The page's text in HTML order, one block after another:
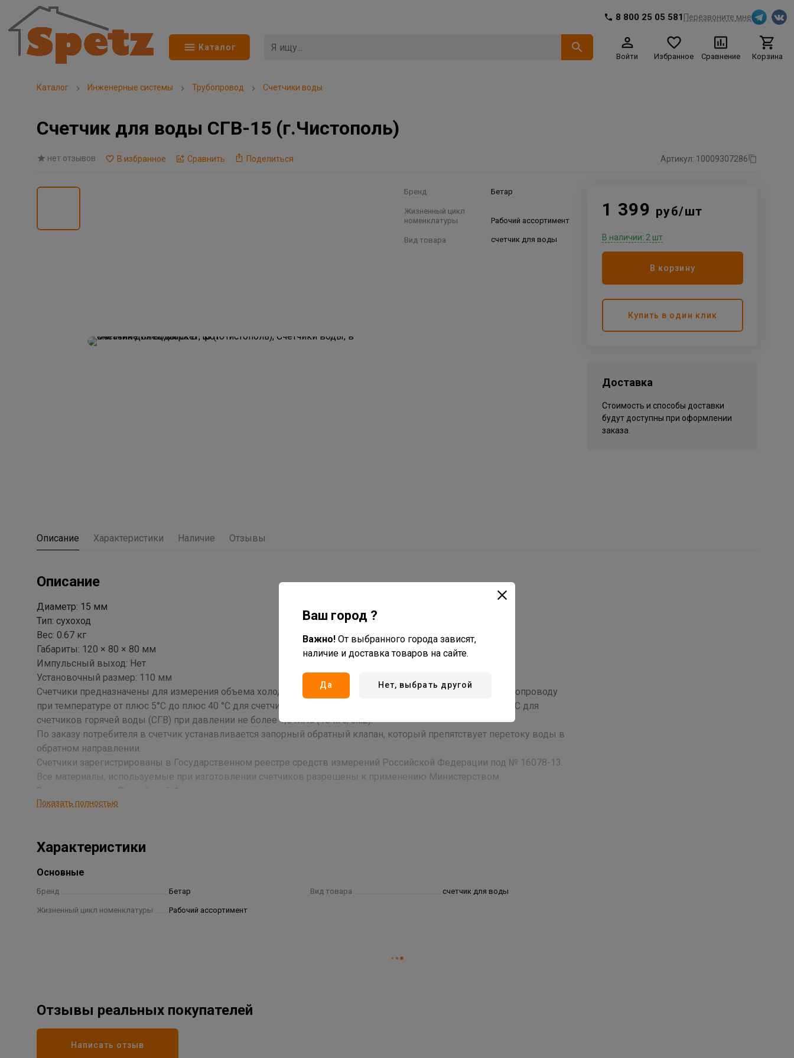
8 800 25 05 581 Перезвоните мне
Каталог
Войти Избранное Сравнение Корзина
Каталог Инженерные системы Трубопровод Счетчики воды
Счетчик для воды СГВ-15 (г.Чистополь)
нет отзывов В избранное Сравнить Поделиться Артикул: 10009307286
Бренд Бетар
Жизненный цикл
номенклатуры
Рабочий ассортимент
Вид товара счетчик для воды
1 399 руб/шт
В наличии: 2 шт
В корзину
Купить в один клик
Доставка
Стоимость и способы доставки
будут доступны при оформлении
заказа.
Описание Характеристики Наличие Отзывы
Описание
Диаметр: 15 мм
Тип: сухоход
Вес: 0.67 кг
Габариты: 120 × 80 × 80 мм
Импульсный выход: Нет
Установочный размер: 110 мм
Счетчики предназначены для измерения объема холодной и горячей питьевой воды, протекающей по трубопроводу
при температуре от плюс 5°C до плюс 40 °С для счетчиков холодной воды (СХВ) и от плюс 5°C до плюс 90 °С для
счетчиков горячей воды (СГВ) при давлении не более 1,0 МПа (10 кгс/см2).
По заказу потребителя в счетчик устанавливается запорный обратный клапан, который препятствует перетоку воды в
обратном направлении.
Счетчики зарегистрированы в Государственном реестре средств измерений Российской Федерации под № 16078-13.
Все материалы, используемые при изготовлении счетчиков разрешены к применению Министерством
Гарантийный срок 6 лет
Показать полностью
Характеристики
Основные
Бренд Бетар
Жизненный цикл номенклатуры Рабочий ассортимент
Вид товара счетчик для воды
Отзывы реальных покупателей
Написать отзыв
Ваш город ?
Важно! От выбранного города зависят,
наличие и доставка товаров на сайте.
Да Нет, выбрать другой